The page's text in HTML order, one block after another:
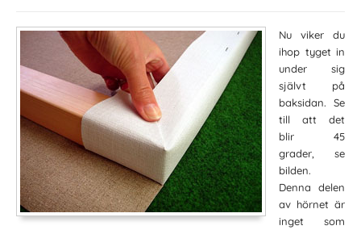
Nu viker du
ihop tyget in
under sig
självt på
baksidan. Se
till att det
blir 45
grader, se
bilden.
Denna delen
av hörnet är
inget som